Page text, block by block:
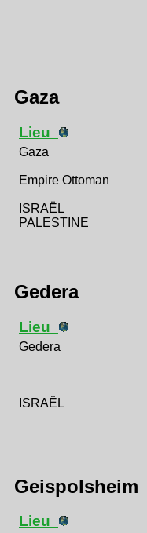
Gaza
Lieu
Gaza
Empire Ottoman
ISRAËL
PALESTINE
Gedera
Lieu
Gedera
ISRAËL
Geispolsheim
Lieu